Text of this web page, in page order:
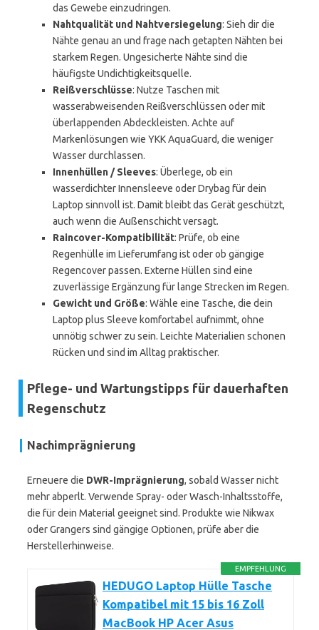
das Gewebe einzudringen.
Nahtqualität und Nahtversiegelung: Sieh dir die
Nähte genau an und frage nach getapten Nähten bei
starkem Regen. Ungesicherte Nähte sind die
häufigste Undichtigkeitsquelle.
Reißverschlüsse: Nutze Taschen mit
wasserabweisenden Reißverschlüssen oder mit
überlappenden Abdeckleisten. Achte auf
Markenlösungen wie YKK AquaGuard, die weniger
Wasser durchlassen.
Innenhüllen / Sleeves: Überlege, ob ein
wasserdichter Innensleeve oder Drybag für dein
Laptop sinnvoll ist. Damit bleibt das Gerät geschützt,
auch wenn die Außenschicht versagt.
Raincover-Kompatibilität: Prüfe, ob eine
Regenhülle im Lieferumfang ist oder ob gängige
Regencover passen. Externe Hüllen sind eine
zuverlässige Ergänzung für lange Strecken im Regen.
Gewicht und Größe: Wähle eine Tasche, die dein
Laptop plus Sleeve komfortabel aufnimmt, ohne
unnötig schwer zu sein. Leichte Materialien schonen
Rücken und sind im Alltag praktischer.
Pflege- und Wartungstipps für dauerhaften
Regenschutz
Nachimprägnierung
Erneuere die DWR-Imprägnierung, sobald Wasser nicht
mehr abperlt. Verwende Spray- oder Wasch-Inhaltsstoffe,
die für dein Material geeignet sind. Produkte wie Nikwax
oder Grangers sind gängige Optionen, prüfe aber die
Herstellerhinweise.
EMPFEHLUNG
HEDUGO Laptop Hülle Tasche
Kompatibel mit 15 bis 16 Zoll
MacBook HP Acer Asus